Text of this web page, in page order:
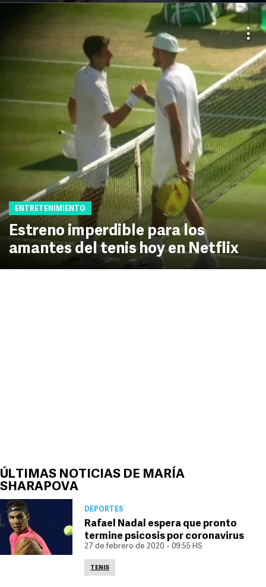
ENTRETENIMIENTO
Estreno imperdible para los
amantes del tenis hoy en Netflix
ÚLTIMAS NOTICIAS DE MARÍA
SHARAPOVA
DEPORTES
Rafael Nadal espera que pronto
termine psicosis por coronavirus
27 de febrero de 2020 - 09:55 HS
TENIS